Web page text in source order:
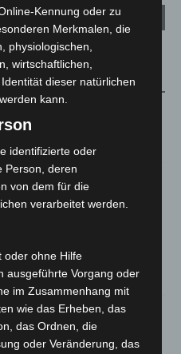
Isernhagen
zwischen Hannover-West
zurück
Population in Niedersachsen
Kennung oder zu
Merkmalen, die
physiologischen,
wirtschaftlichen,
dieser natürlichen
kann.
identifizierte oder
Person, deren
von dem für die
verarbeitet werden.
oder ohne Hilfe
ausgeführte Vorgang oder
im Zusammenhang mit
wie das Erheben, das
das Ordnen, die
oder Veränderung, das